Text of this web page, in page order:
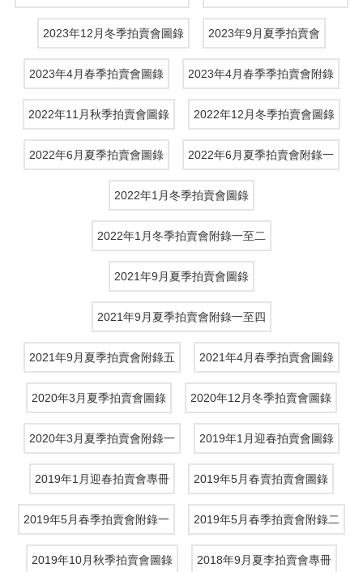
2023年12月冬季拍賣會圖錄 2023年9月夏季拍賣會
2023年4月春季拍賣會圖錄 2023年4月春季季拍賣會附錄
2022年11月秋季拍賣會圖錄 2022年12月冬季拍賣會圖錄
2022年6月夏季拍賣會圖錄 2022年6月夏季拍賣會附錄一
2022年1月冬季拍賣會圖錄
2022年1月冬季拍賣會附錄一至二
2021年9月夏季拍賣會圖錄
2021年9月夏季拍賣會附錄一至四
2021年9月夏季拍賣會附錄五 2021年4月春季拍賣會圖錄
2020年3月夏季拍賣會圖錄 2020年12月冬季拍賣會圖錄
2020年3月夏季拍賣會附錄一 2019年1月迎春拍賣會圖錄
2019年1月迎春拍賣會專冊 2019年5月春賣拍賣會圖錄
2019年5月春季拍賣會附錄一 2019年5月春季拍賣會附錄二
2019年10月秋季拍賣會圖錄 2018年9月夏李拍賣會專冊